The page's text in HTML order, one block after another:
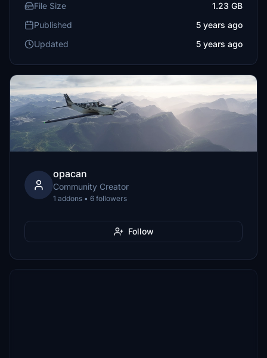
File Size
1.23 GB
Published
5 years ago
Updated
5 years ago
opacan
Community Creator
1 addons • 6 followers
Follow